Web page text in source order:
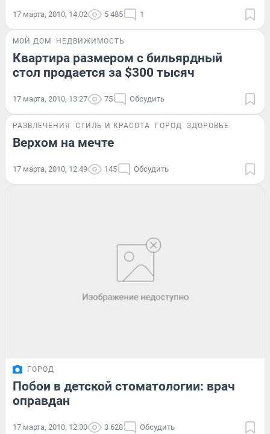
17 марта, 2010, 14:02 5 485 1
МОЙ ДОМ НЕДВИЖИМОСТЬ
Квартира размером с бильярдный
стол продается за $300 тысяч
17 марта, 2010, 13:27 75 Обсудить
РАЗВЛЕЧЕНИЯ СТИЛЬ И КРАСОТА ГОРОД ЗДОРОВЬЕ
Верхом на мечте
17 марта, 2010, 12:49 145 Обсудить
ГОРОД
Побои в детской стоматологии: врач
оправдан
17 марта, 2010, 12:30 3 628 Обсудить